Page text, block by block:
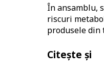
În ansamblu,
riscuri
produsele din
Citește și